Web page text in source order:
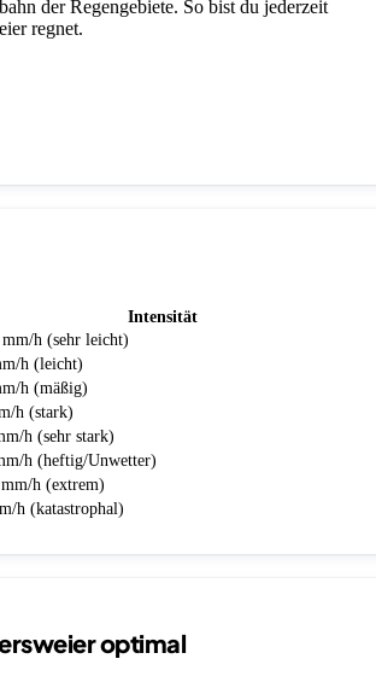
der Regengebiete. So bist du jederzeit
regnet.
Intensität
h (sehr leicht)
h (leicht)
h (mäßig)
h (stark)
h (sehr stark)
h (heftig/Unwetter)
h (extrem)
h (katastrophal)
optimal